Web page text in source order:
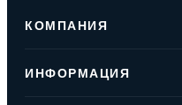
КОМПАНИЯ
Реквизиты
ИНФОРМАЦИЯ